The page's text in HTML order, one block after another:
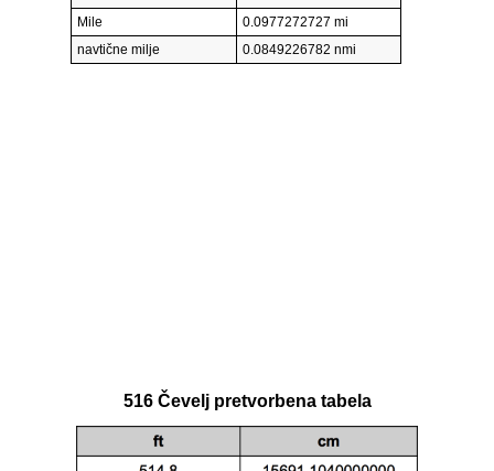
Mile
0.0977272727 mi
navtične milje
0.0849226782 nmi
516 Čevelj pretvorbena tabela